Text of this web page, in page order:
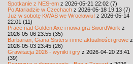
Spotkanie z NES-em z 2026-05-21 22:02 (7)
Po Atariadzie w Czechach z 2026-05-18 19:13 (7)
Już w sobotę KWAS we Wrocławiu! z 2026-05-14
22:01 (11)
Prace nad Golden Axe i nowa gra SwordWork z
2026-05-06 23:55 (35)
Barbarian, Giana Sisters i inne aktualności growe z
2026-05-03 23:45 (26)
Grawitacja 2026 - wyniki i gry z 2026-04-20 23:41
(39)